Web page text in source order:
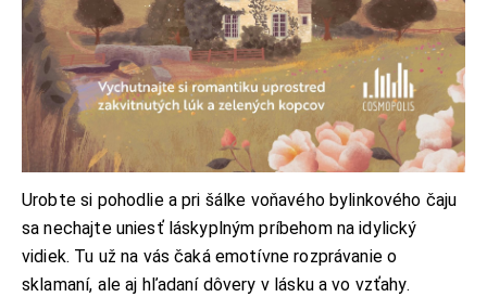
Urobte si pohodlie a pri šálke voňavého bylinkového čaju
sa nechajte uniesť láskyplným príbehom na idylický
vidiek. Tu už na vás čaká emotívne rozprávanie o
sklamaní, ale aj hľadaní dôvery v lásku a vo vzťahy.